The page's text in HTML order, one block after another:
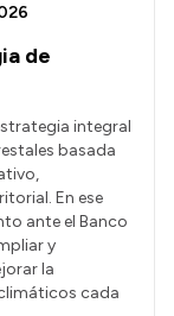
de
integral
basada
En ese
ante el Banco
y
la
cada